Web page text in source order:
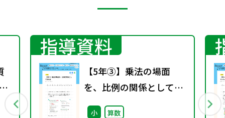
指導資料
【5年③】乗法の場面
を、比例の関係として捉
える
小 算数